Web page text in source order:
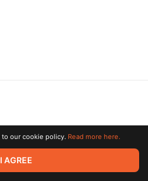
All rights reserved. All trademarks
owners.
to our cookie policy. Read more here.
I AGREE